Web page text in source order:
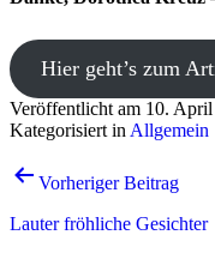
Hier geht’s zum
Veröffentlicht am 10.
Kategorisiert in Allgemein
Beitrags-
Vorheriger Beitrag
Lauter fröhliche Gesichter